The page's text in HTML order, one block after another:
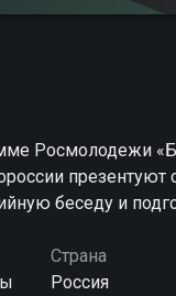
Росмолодежи
беседу и
Страна
Россия